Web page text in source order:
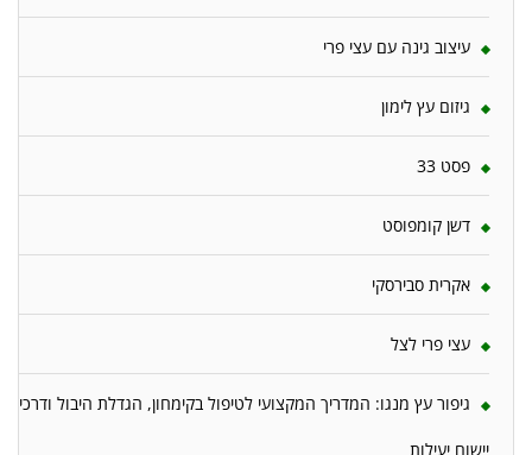
עיצוב גינה עם עצי פרי
גיזום עץ לימון
פסט 33
דשן קומפוסט
אקרית סבירסקי
עצי פרי לצל
גיפור עץ מנגו: המדריך המקצועי לטיפול בקימחון, הגדלת היבול ודרכי
יישום יעילות